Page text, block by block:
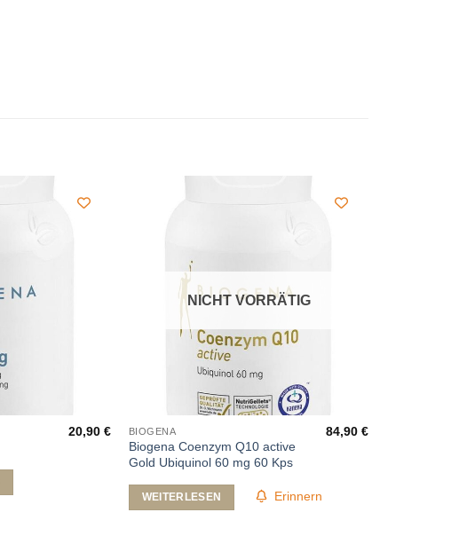
20,90€
NICHT VORRÄTIG
BIOGENA
Biogena Coenzym Q10 active
Gold Ubiquinol 60 mg 60 Kps
84,90€
WEITERLESEN Erinnern